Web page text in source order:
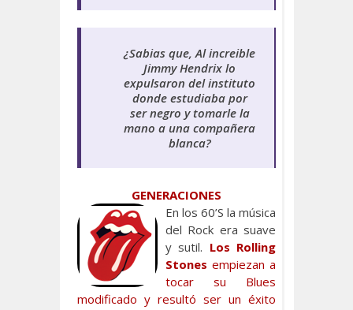
¿Sabias que, Al increible
Jimmy Hendrix lo
expulsaron del instituto
donde estudiaba por
ser negro y tomarle la
mano a una compañera
blanca?
GENERACIONES
En los 60’S la música
del Rock era suave
y sutil. Los Rolling
Stones empiezan a
tocar su Blues
modificado y resultó ser un éxito